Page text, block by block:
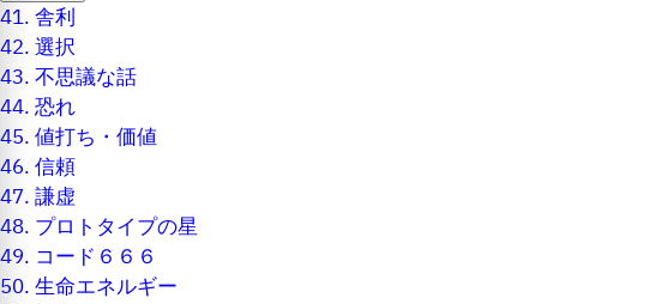
41.舎利
42.選択
43.不思議な話
44.恐れ
45.値打ち・価値
46.信頼
47.謙虚
48. プロトタイプの星
49. コード６６６
50.生命エネルギー